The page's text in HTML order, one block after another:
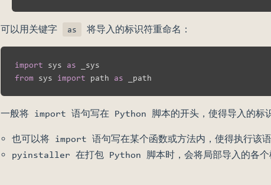
可以用关键字 as 将导入的标识符重命名：
import sys as
from sys import path as
一般将 import 语句写在 Python 脚本的开头，使得导入的标识
也可以将 import 语句写在某个函数或方法内，使得执行该
pyinstaller 在打包 Python 脚本时，会将局部导入的各